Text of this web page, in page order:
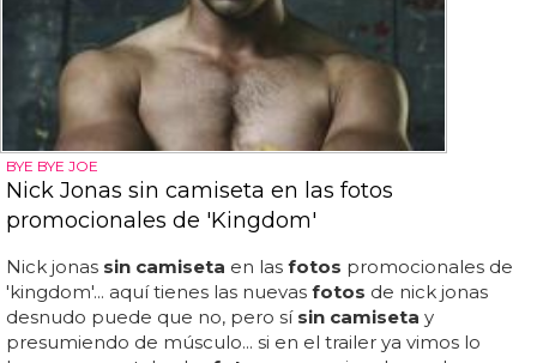
BYE BYE JOE
Nick Jonas sin camiseta en las fotos
promocionales de 'Kingdom'
Nick jonas sin camiseta en las fotos promocionales de
'kingdom'... aquí tienes las nuevas fotos de nick jonas
desnudo puede que no, pero sí sin camiseta y
presumiendo de músculo... si en el trailer ya vimos lo